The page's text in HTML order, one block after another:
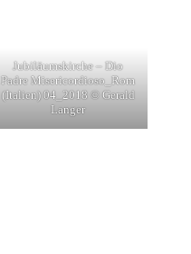
Jubiläumskirche – Dio
Padre Misericordioso_Rom
(Italien) 04_2018 © Gerald
Langer